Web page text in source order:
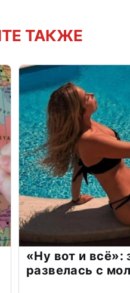
ТАКЖЕ
«Ну вот и
развелась с